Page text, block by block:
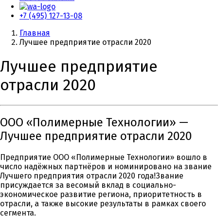
+7 (495) 127-13-08
Главная
Лучшее предприятие отрасли 2020
Лучшее предприятие
отрасли 2020
ООО «Полимерные Технологии» —
Лучшее предприятие отрасли 2020
Предприятие ООО «Полимерные Технологии» вошло в
число надёжных партнёров и номинировано на звание
Лучшего предприятия отрасли 2020 года!Звание
присуждается за весомый вклад в социально-
экономическое развитие региона, приоритетность в
отрасли, а также высокие результаты в рамках своего
сегмента.